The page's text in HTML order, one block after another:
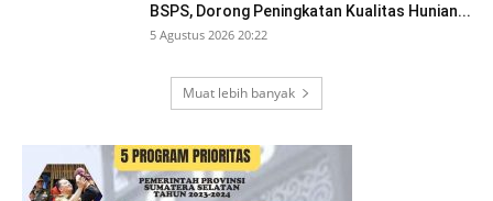
BSPS, Dorong Peningkatan Kualitas Hunian...
5 Agustus 2026 20:22
Muat lebih banyak